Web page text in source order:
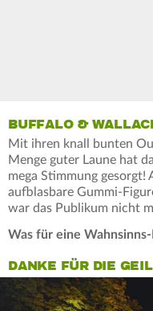
BUFFALO &
Mit ihren knall bunten
Menge guter Laune hat
mega Stimmung gesorgt!
aufblasbare Gummi-
war das Publikum nicht
Was für eine
DANKE FÜR DIE